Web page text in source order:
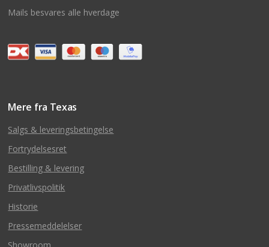
Mails besvares alle hverdage
Mere fra Texas
Salgs & leveringsbetingelse
Fortrydelsesret
Bestilling & levering
Privatlivspolitik
Historie
Pressemeddelelser
Showroom